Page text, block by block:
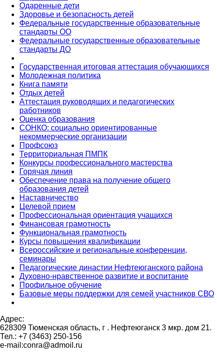
Одаренные дети
Здоровье и безопасность детей
Федеральные государственные образовательные
стандарты ОО
Федеральные государственные образовательные
стандарты ДО
Государственная итоговая аттестация обучающихся
Молодежная политика
Книга памяти
Отдых детей
Аттестация руководящих и педагогических
работников
Оценка образования
СОНКО: социально ориентированные
некоммерческие организации
Профсоюз
Территориальная ПМПК
Конкурсы профессионального мастерства
Горячая линия
Обеспечение права на получение общего
образования детей
Наставничество
Целевой прием
Профессиональная ориентация учащихся
Финансовая грамотность
Функциональная грамотность
Курсы повышения квалификации
Всероссийские и региональные конференции,
семинары
Педагогические династии Нефтеюганского района
Духовно-нравственное развитие и воспитание
Профильное обучение
Базовые меры поддержки для семей участников СВО
Адрес:
628309 Тюменская область, г . Нефтеюганск 3 мкр. дом 21.
Тел.: +7 (3463) 250-156
e-mail:conra@admoil.ru